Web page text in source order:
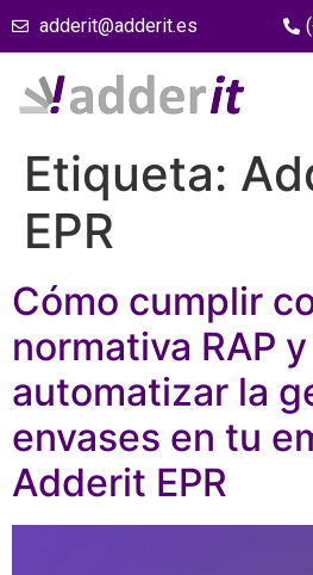
adderit@adderit.es
Etiqueta:
EPR
Cómo cumplir
normativa RAP y
automatizar la
envases en tu
Adderit EPR